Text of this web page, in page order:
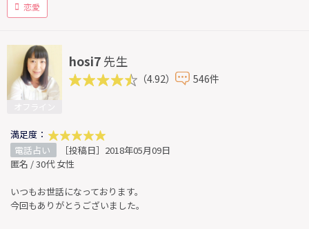
恋愛
hosi7 先生
（4.92） 546件
満足度：
電話占い
［投稿日］2018年05月09日
匿名 / 30代 女性
いつもお世話になっております。
今回もありがとうございました。